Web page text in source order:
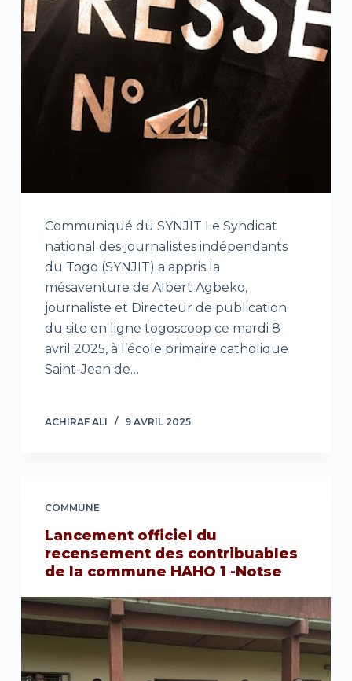
Communiqué du SYNJIT Le Syndicat
national des journalistes indépendants
du Togo (SYNJIT) a appris la
mésaventure de Albert Agbeko,
journaliste et Directeur de publication
du site en ligne togoscoop ce mardi 8
avril 2025, à l’école primaire catholique
Saint-Jean de…
ACHIRAF ALI 9 AVRIL 2025
COMMUNE
Lancement officiel du
recensement des contribuables
de la commune HAHO 1 -Notse